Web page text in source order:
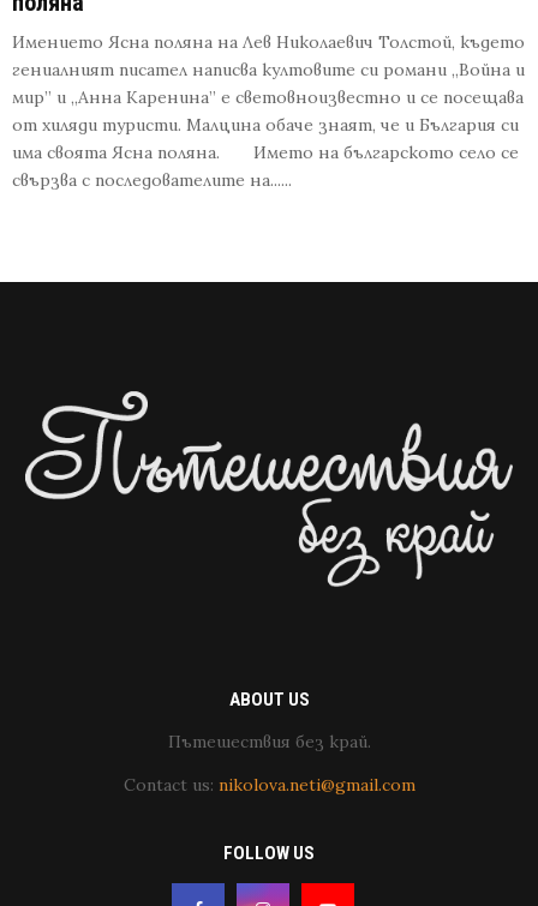
Имението Ясна поляна на Лев Николаевич Толстой, където
гениалният писател написва култовите си романи „Война и
мир” и „Анна Каренина” е световноизвестно и се посещава
от хиляди туристи. Малцина обаче знаят, че и България си
има своята Ясна поляна. Името на българското село се
свързва с последователите на......
ABOUT US
Пътешествия без край.
Contact us: nikolova.neti@gmail.com
FOLLOW US